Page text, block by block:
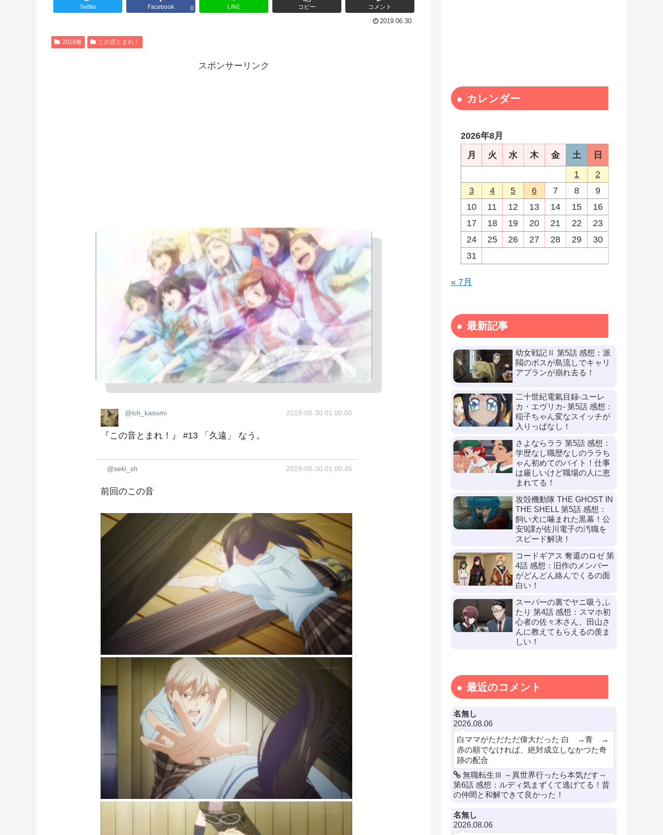
Twitter Facebook 0 LINE コピー コメント
2019.06.30
2019春 この音とまれ！
スポンサーリンク
@ich_kasumi 2019-06-30 01:00:06
『この音とまれ！』 #13 「久遠」 なう。
@seki_sh 2019-06-30 01:00:45
前回のこの音
カレンダー
2026年8月
月
火 水 木 金 土
日
1
2
3
4 5 6 7 8
9
10
11 12 13 14 15
16
17
18 19 20 21 22
23
24
25 26 27 28 29
30
31
« 7月
最新記事
幼女戦記Ⅱ 第5話 感想：派
閥のボスが島流しでキャリ
アプランが崩れ去る！
二十世紀電氣目録-ユーレ
カ・エヴリカ- 第5話 感想：
稲子ちゃん変なスイッチが
入りっぱなし！
さよならララ 第5話 感想：
学歴なし職歴なしのララち
ゃん初めてのバイト！仕事
は厳しいけど職場の人に恵
まれてる！
攻殻機動隊 THE GHOST IN
THE SHELL 第5話 感想：
飼い犬に噛まれた黒幕！公
安9課が佐川電子の汚職を
スピード解決！
コードギアス 奪還のロゼ 第
4話 感想：旧作のメンバー
がどんどん絡んでくるの面
白い！
スーパーの裏でヤニ吸うふ
たり 第4話 感想：スマホ初
心者の佐々木さん、田山さ
んに教えてもらえるの羨ま
しい！
最近のコメント
名無し
2026.08.06
白ママがただただ偉大だった 白 →青 →
赤の順でなければ、絶対成立しなかつた奇
跡の配合
無職転生Ⅲ ～異世界行ったら本気だす～
第6話 感想：ルディ気まずくて逃げてる！昔
の仲間と和解できて良かった！
名無し
2026.08.06